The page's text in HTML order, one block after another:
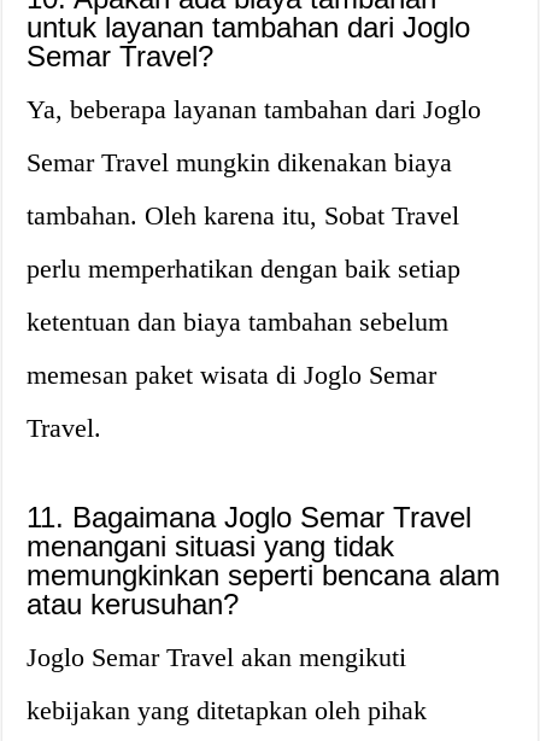
untuk layanan tambahan dari Joglo
Semar Travel?
Ya, beberapa layanan tambahan dari Joglo
Semar Travel mungkin dikenakan biaya
tambahan. Oleh karena itu, Sobat Travel
perlu memperhatikan dengan baik setiap
ketentuan dan biaya tambahan sebelum
memesan paket wisata di Joglo Semar
Travel.
11. Bagaimana Joglo Semar Travel
menangani situasi yang tidak
memungkinkan seperti bencana alam
atau kerusuhan?
Joglo Semar Travel akan mengikuti
kebijakan yang ditetapkan oleh pihak